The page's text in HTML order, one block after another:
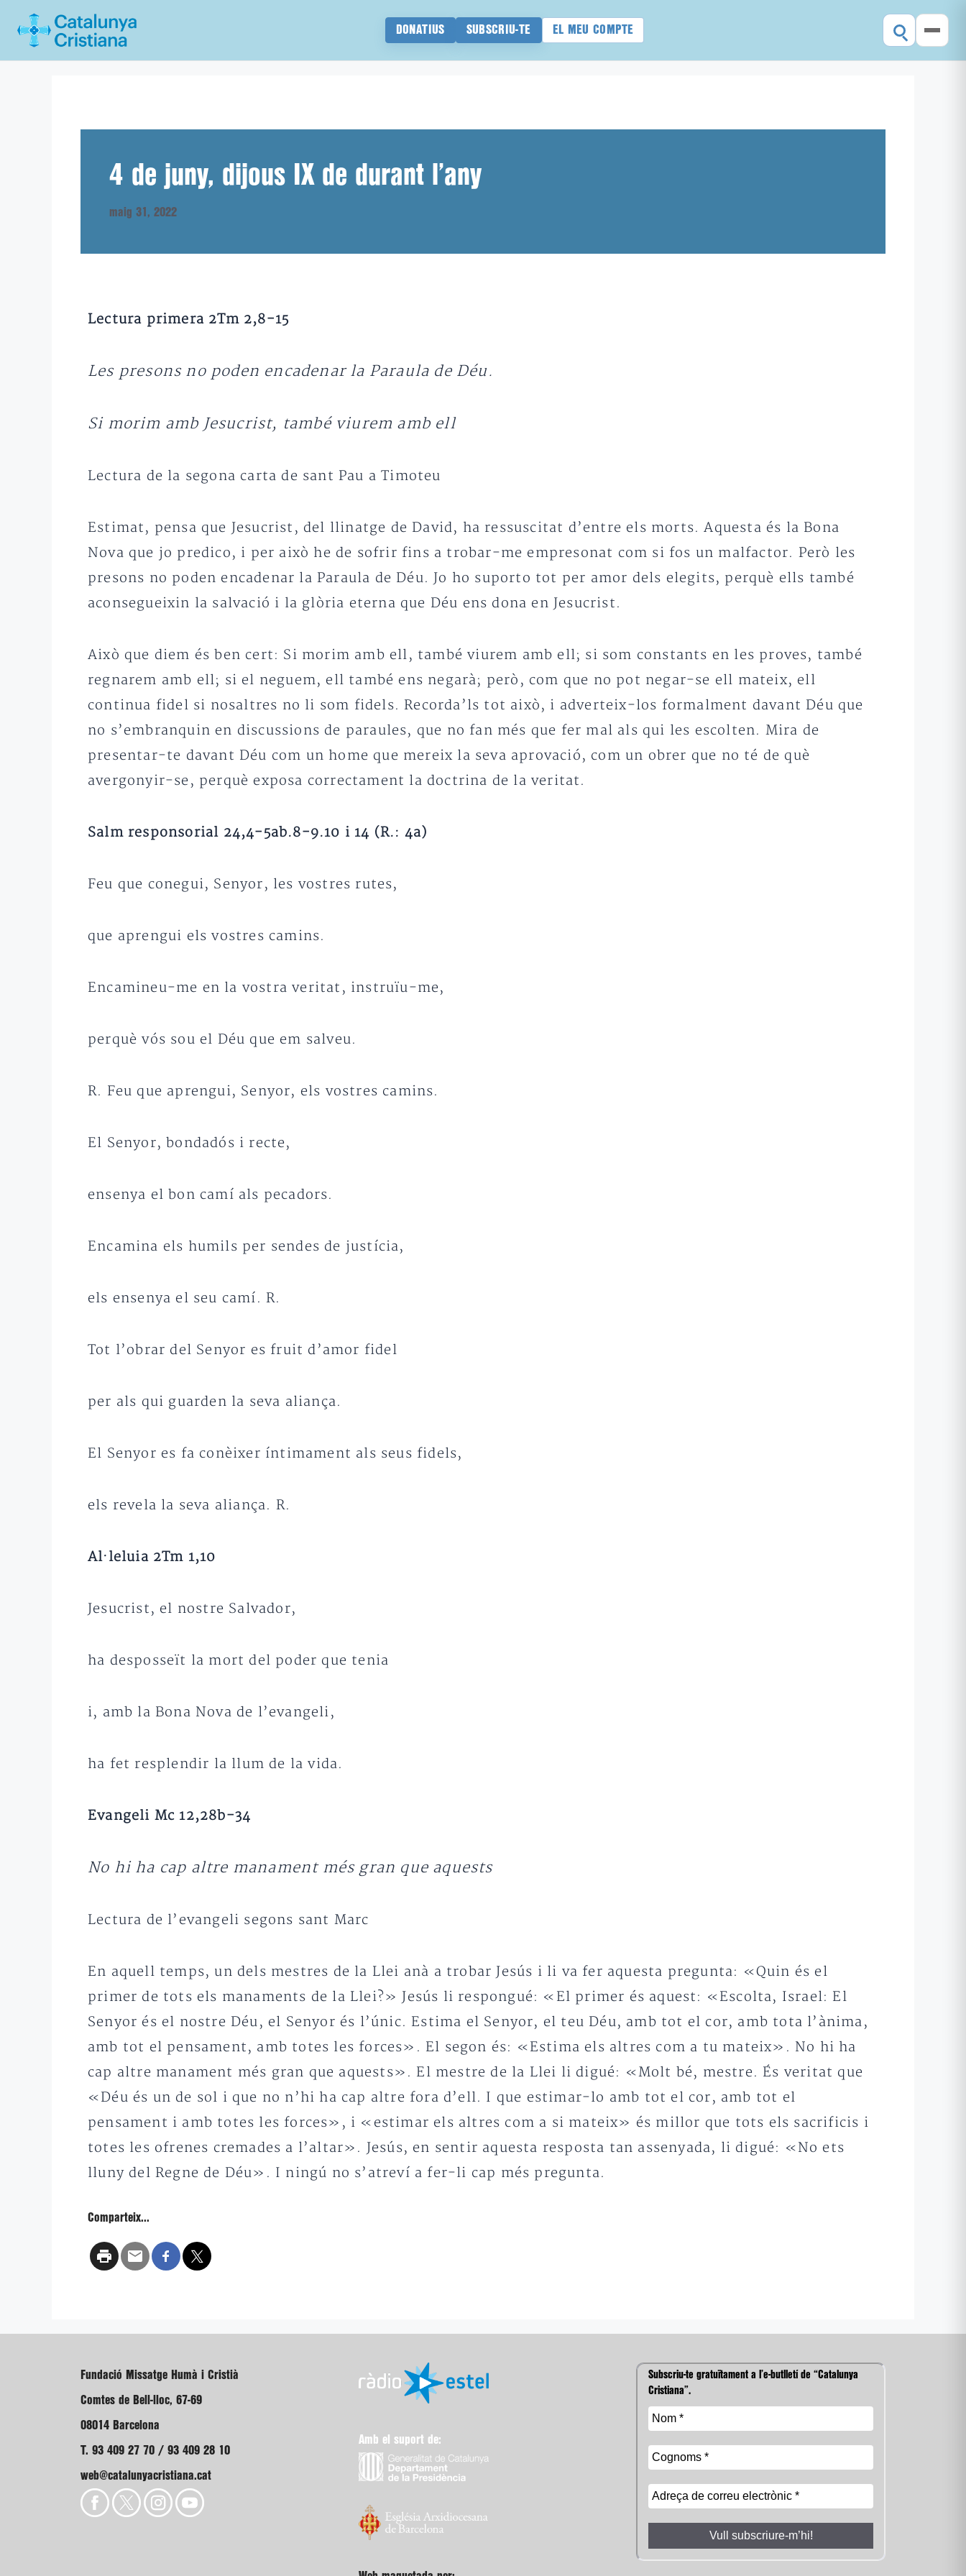
DONATIUS SUBSCRIU-TE EL MEU COMPTE
4 de juny, dijous IX de durant l’any
maig 31, 2022
Lectura primera 2Tm 2,8-15
Les presons no poden encadenar la Paraula de Déu.
Si morim amb Jesucrist, també viurem amb ell
Lectura de la segona carta de sant Pau a Timoteu
Estimat, pensa que Jesucrist, del llinatge de David, ha ressuscitat d’entre els morts. Aquesta és la Bona
Nova que jo predico, i per això he de sofrir fins a trobar-me empresonat com si fos un malfactor. Però les
presons no poden encadenar la Paraula de Déu. Jo ho suporto tot per amor dels elegits, perquè ells també
aconsegueixin la salvació i la glòria eterna que Déu ens dona en Jesucrist.
Això que diem és ben cert: Si morim amb ell, també viurem amb ell; si som constants en les proves, també
regnarem amb ell; si el neguem, ell també ens negarà; però, com que no pot negar-se ell mateix, ell
continua fidel si nosaltres no li som fidels. Recorda’ls tot això, i adverteix-los formalment davant Déu que
no s’embranquin en discussions de paraules, que no fan més que fer mal als qui les escolten. Mira de
presentar-te davant Déu com un home que mereix la seva aprovació, com un obrer que no té de què
avergonyir-se, perquè exposa correctament la doctrina de la veritat.
Salm responsorial 24,4-5ab.8-9.10 i 14 (R.: 4a)
Feu que conegui, Senyor, les vostres rutes,
que aprengui els vostres camins.
Encamineu-me en la vostra veritat, instruïu-me,
perquè vós sou el Déu que em salveu.
R. Feu que aprengui, Senyor, els vostres camins.
El Senyor, bondadós i recte,
ensenya el bon camí als pecadors.
Encamina els humils per sendes de justícia,
els ensenya el seu camí. R.
Tot l’obrar del Senyor es fruit d’amor fidel
per als qui guarden la seva aliança.
El Senyor es fa conèixer íntimament als seus fidels,
els revela la seva aliança. R.
Al·leluia 2Tm 1,10
Jesucrist, el nostre Salvador,
ha desposseït la mort del poder que tenia
i, amb la Bona Nova de l’evangeli,
ha fet resplendir la llum de la vida.
Evangeli Mc 12,28b-34
No hi ha cap altre manament més gran que aquests
Lectura de l’evangeli segons sant Marc
En aquell temps, un dels mestres de la Llei anà a trobar Jesús i li va fer aquesta pregunta: «Quin és el
primer de tots els manaments de la Llei?» Jesús li respongué: «El primer és aquest: «Escolta, Israel: El
Senyor és el nostre Déu, el Senyor és l’únic. Estima el Senyor, el teu Déu, amb tot el cor, amb tota l’ànima,
amb tot el pensament, amb totes les forces». El segon és: «Estima els altres com a tu mateix». No hi ha
cap altre manament més gran que aquests». El mestre de la Llei li digué: «Molt bé, mestre. És veritat que
«Déu és un de sol i que no n’hi ha cap altre fora d’ell. I que estimar-lo amb tot el cor, amb tot el
pensament i amb totes les forces», i «estimar els altres com a si mateix» és millor que tots els sacrificis i
totes les ofrenes cremades a l’altar». Jesús, en sentir aquesta resposta tan assenyada, li digué: «No ets
lluny del Regne de Déu». I ningú no s’atreví a fer-li cap més pregunta.
Comparteix...
Fundació Missatge Humà i Cristià
Comtes de Bell-lloc, 67-69
08014 Barcelona
T. 93 409 27 70 / 93 409 28 10
web@catalunyacristiana.cat
Amb el suport de:
Subscriu-te gratuïtament a l’e-butlletí de “Catalunya
Cristiana”.